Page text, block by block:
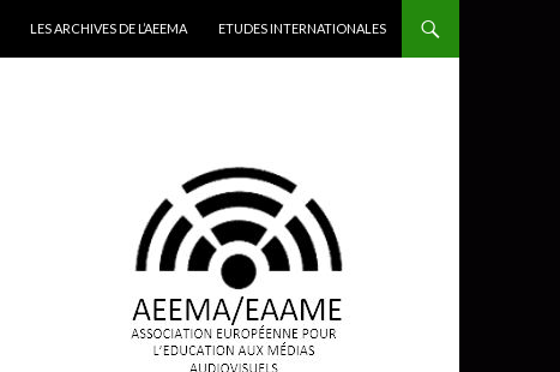
LES ARCHIVES DE L’AEEMA ETUDES INTERNATIONALES